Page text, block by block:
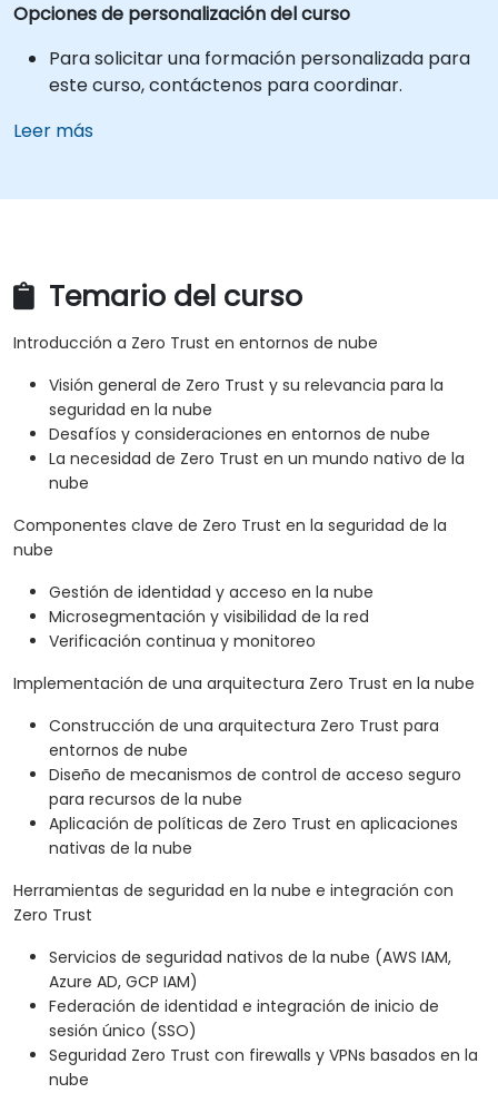
Opciones de personalización del curso
Para solicitar una formación personalizada para
este curso, contáctenos para coordinar.
Leer más
Temario del curso
Introducción a Zero Trust en entornos de nube
Visión general de Zero Trust y su relevancia para la
seguridad en la nube
Desafíos y consideraciones en entornos de nube
La necesidad de Zero Trust en un mundo nativo de la
nube
Componentes clave de Zero Trust en la seguridad de la
nube
Gestión de identidad y acceso en la nube
Microsegmentación y visibilidad de la red
Verificación continua y monitoreo
Implementación de una arquitectura Zero Trust en la nube
Construcción de una arquitectura Zero Trust para
entornos de nube
Diseño de mecanismos de control de acceso seguro
para recursos de la nube
Aplicación de políticas de Zero Trust en aplicaciones
nativas de la nube
Herramientas de seguridad en la nube e integración con
Zero Trust
Servicios de seguridad nativos de la nube (AWS IAM,
Azure AD, GCP IAM)
Federación de identidad e integración de inicio de
sesión único (SSO)
Seguridad Zero Trust con firewalls y VPNs basados en la
nube